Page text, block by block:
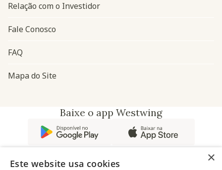
Relação com o Investidor
Fale Conosco
FAQ
Mapa do Site
Baixe o app Westwing
×
Este website usa cookies